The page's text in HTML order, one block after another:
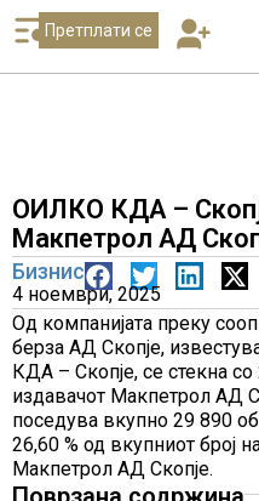
Претплати се
ОИЛКО КДА –
Макпетрол АД
Бизнис
4 ноември, 2025
Од компанијата преку
берза АД Скопје,
КДА – Скопје, се стекна
издавачот Макпетрол АД
поседува вкупно 29 890
26,60 % од вкупниот број
Макпетрол АД Скопје.